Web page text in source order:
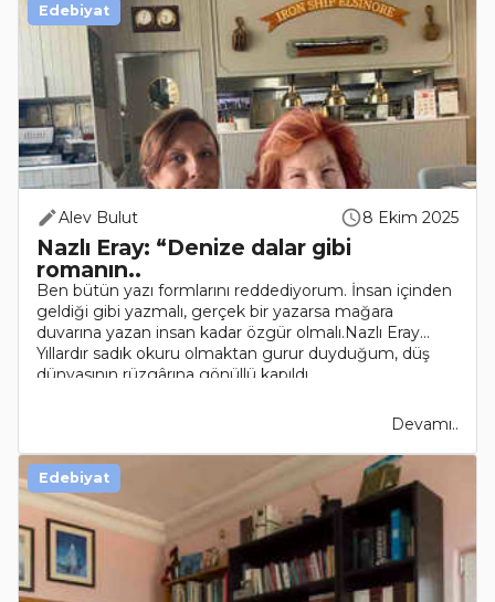
Alev Bulut 8 Ekim 2025
Nazlı Eray: “Denize dalar gibi
romanın..
Ben bütün yazı formlarını reddediyorum. İnsan içinden
geldiği gibi yazmalı, gerçek bir yazarsa mağara
duvarına yazan insan kadar özgür olmalı.Nazlı Eray...
Yıllardır sadık okuru olmaktan gurur duyduğum, düş
dünyasının rüzgârına gönüllü kapıldı..
Devamı..
Edebiyat
Edebiyat